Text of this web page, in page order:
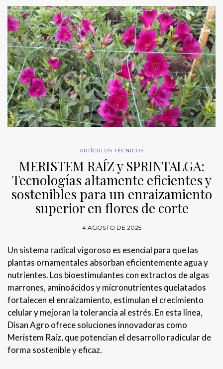
ARTÍCULOS TÉCNICOS
MERISTEM RAÍZ y SPRINTALGA:
Tecnologías altamente eficientes y
sostenibles para un enraizamiento
superior en flores de corte
4 AGOSTO DE 2025
Un sistema radical vigoroso es esencial para que las
plantas ornamentales absorban eficientemente agua y
nutrientes. Los bioestimulantes con extractos de algas
marrones, aminoácidos y micronutrientes quelatados
fortalecen el enraizamiento, estimulan el crecimiento
celular y mejoran la tolerancia al estrés. En esta línea,
Disan Agro ofrece soluciones innovadoras como
Meristem Raíz, que potencian el desarrollo radicular de
forma sostenible y eficaz.